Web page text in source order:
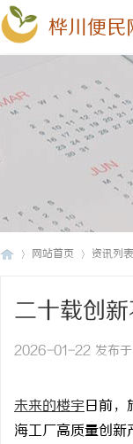
桦川便民
网站首页 资讯列表
二十载创
2026-01-22 发布于
未来的楼宇 日前
海工厂高质量创